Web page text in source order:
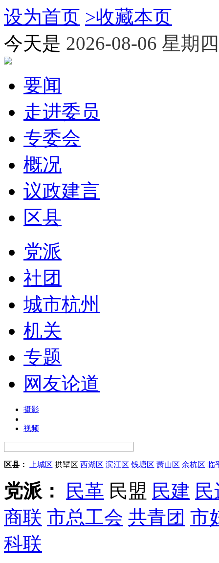
设为首页 >收藏本页
今天是 2026-08-06 星期四
要闻
走进委员
专委会
概况
议政建言
区县
党派
社团
城市杭州
机关
专题
网友论道
摄影
视频
区县： 上城区 拱墅区 西湖区 滨江区 钱塘区 萧山区 余杭区 临
党派： 民革 民盟 民建
商联 市总工会 共青团 市
科联